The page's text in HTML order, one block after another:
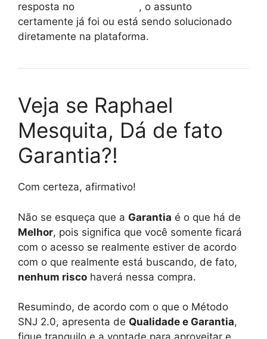
resposta no
, o assunto
certamente já foi ou está sendo solucionado
diretamente na plataforma.
Veja se Raphael
Mesquita, Dá de fato
Garantia?!
Com certeza, afirmativo!
Não se esqueça que a Garantia é o que há de
Melhor, pois significa que você somente ficará
com o acesso se realmente estiver de acordo
com o que realmente está buscando, de fato,
nenhum risco haverá nessa compra.
Resumindo, de acordo com o que o Método
SNJ 2.0, apresenta de Qualidade e Garantia,